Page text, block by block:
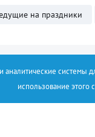
аналитические системы
использование этого
на праздники